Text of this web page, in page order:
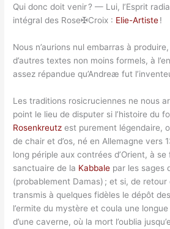
Qui donc doit venir ? — Lui, l’Esprit
intégral des Rose✠Croix : Elie-Artiste!
Nous n’aurions nul embarras à
d’autres textes non moins formels, à
assez répandue qu’Andreæ fut
Les traditions rosicruciennes ne nous
point le lieu de disputer si l’histoire du
Rosenkreutz est purement légendaire,
de chair et d’os, né en Allemagne vers
long périple aux contrées d’Orient, à
sanctuaire de la Kabbale par les sages
(probablement Damas) ; et si, de
transmis à quelques fidèles le dépôt
l’ermite du mystère et coula une
d’une caverne, où la mort l’oublia